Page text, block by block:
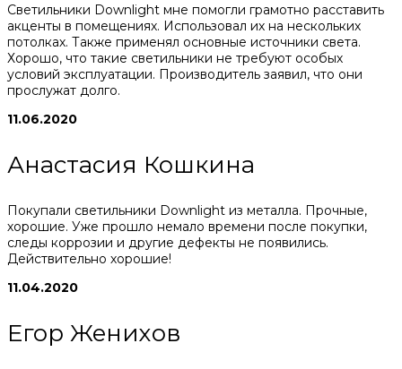
Светильники Downlight мне помогли грамотно расставить
акценты в помещениях. Использовал их на нескольких
потолках. Также применял основные источники света.
Хорошо, что такие светильники не требуют особых
условий эксплуатации. Производитель заявил, что они
прослужат долго.
11.06.2020
Анастасия Кошкина
Покупали светильники Downlight из металла. Прочные,
хорошие. Уже прошло немало времени после покупки,
следы коррозии и другие дефекты не появились.
Действительно хорошие!
11.04.2020
Егор Женихов